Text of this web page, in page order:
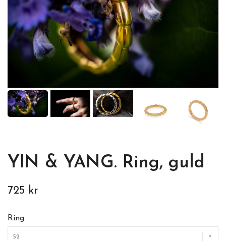
YIN & YANG. Ring, guld
725 kr
Ring
52